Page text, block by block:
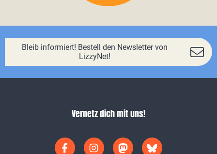
Bleib informiert! Bestell den Newsletter von
LizzyNet!
Vernetz dich mit uns!